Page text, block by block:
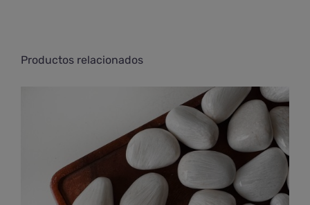
Productos relacionados